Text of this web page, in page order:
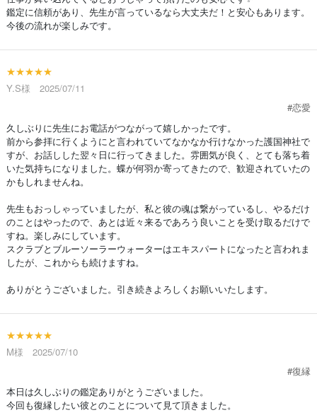
鑑定に信頼があり、先生が言っているなら大丈夫だ！と安心もあります。
今後の流れが楽しみです。
★★★★★
Y.S様 2025/07/11
#恋愛
久しぶりに先生にお電話がつながって嬉しかったです。
前から参拝に行くようにと言われていてなかなか行けなかった護国神社で
すが、お話しした翌々日に行ってきました。雰囲気が良く、とても落ち着
いた気持ちになりました。蝶が何羽か寄ってきたので、歓迎されていたの
かもしれませんね。
先生もおっしゃっていましたが、私と彼の魂は繋がっているし、やるだけ
のことはやったので、あとは近々来るであろう良いことを受け取るだけで
すね。楽しみにしています。
スクラブとブルーソーラーウォーターはエキスパートになったと言われま
したが、これからも続けますね。
ありがとうございました。引き続きよろしくお願いいたします。
★★★★★
M様 2025/07/10
#復縁
本日は久しぶりの鑑定ありがとうございました。
今回も復縁したい彼とのことについて見て頂きました。